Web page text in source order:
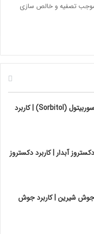
موجب تصفیه و خالص سازی
قیمت فروش و خرید سوربیتول (Sorbitol) | کاربرد
آبدار | کاربرد دکستروز
شیرین | کاربرد جوش